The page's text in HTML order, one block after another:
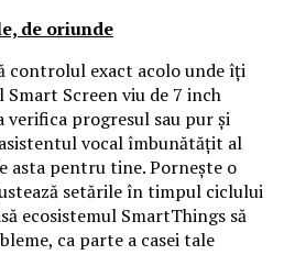
de oriunde
controlul exact acolo unde îți
Screen viu de 7 inch
verifica progresul sau pur și
vocal îmbunătățit al
asta pentru tine. Pornește o
setările în timpul ciclului
ecosistemul SmartThings să
ca parte a casei tale